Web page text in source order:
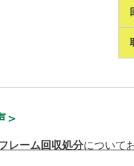
＞
レーム 回収処分について